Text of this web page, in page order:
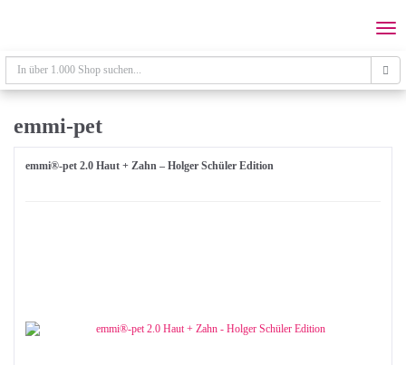
content
emmi-pet
emmi®-pet 2.0 Haut + Zahn – Holger Schüler Edition